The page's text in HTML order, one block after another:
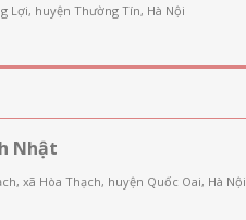
Lợi, huyện Thường Tín, Hà Nội
Nhật
xã Hòa Thạch, huyện Quốc Oai, Hà Nội